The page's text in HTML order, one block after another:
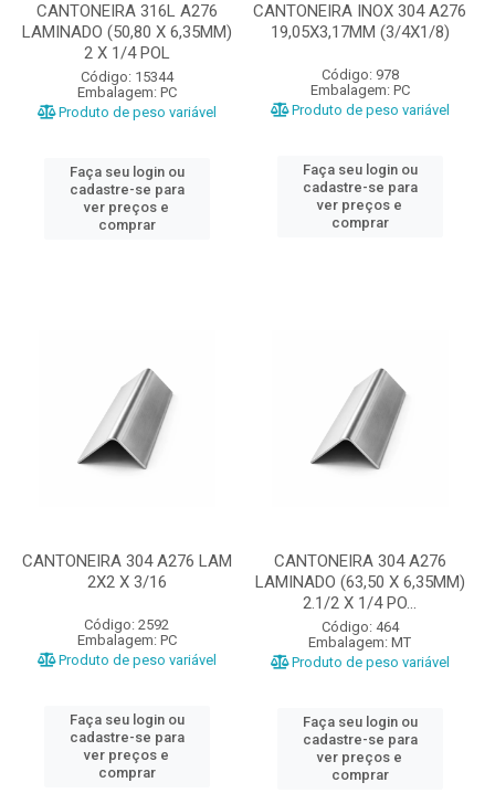
CANTONEIRA 316L A276
LAMINADO (50,80 X 6,35MM)
2 X 1/4 POL
Código: 15344
Embalagem: PC
Produto de peso variável
Faça seu login ou
cadastre-se para
ver preços e
comprar
CANTONEIRA INOX 304 A276
19,05X3,17MM (3/4X1/8)
Código: 978
Embalagem: PC
Produto de peso variável
Faça seu login ou
cadastre-se para
ver preços e
comprar
CANTONEIRA 304 A276 LAM
2X2 X 3/16
Código: 2592
Embalagem: PC
Produto de peso variável
Faça seu login ou
cadastre-se para
ver preços e
comprar
CANTONEIRA 304 A276
LAMINADO (63,50 X 6,35MM)
2.1/2 X 1/4 PO...
Código: 464
Embalagem: MT
Produto de peso variável
Faça seu login ou
cadastre-se para
ver preços e
comprar